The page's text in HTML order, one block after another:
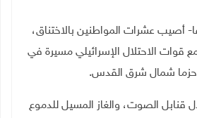
2-7-2021 وفا- أصيب عشرات المواطنين بالاختناق،
قوات الاحتلال الإسرائيلي مسيرة في
حزما شمال شرق القدس.
قنابل الصوت، والغاز المسيل للدموع